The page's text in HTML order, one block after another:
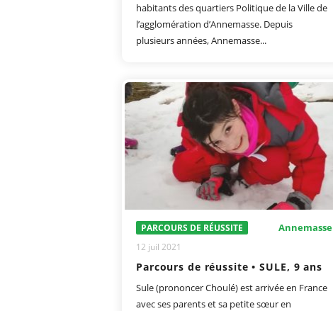
habitants des quartiers Politique de la Ville de
l’agglomération d’Annemasse. Depuis
plusieurs années, Annemasse...
PARCOURS DE RÉUSSITE Annemasse
12 juil 2021
Parcours de réussite • SULE, 9 ans
Sule (prononcer Choulé) est arrivée en France
avec ses parents et sa petite sœur en